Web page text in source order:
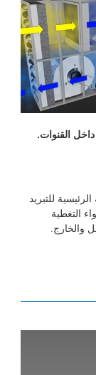
داخل القنوات.
للتبريد
التغطية
والخارج.